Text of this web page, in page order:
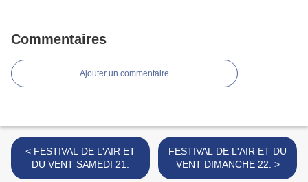
Commentaires
Ajouter un commentaire
< FESTIVAL DE L'AIR ET
DU VENT SAMEDI 21.
FESTIVAL DE L'AIR ET DU
VENT DIMANCHE 22. >